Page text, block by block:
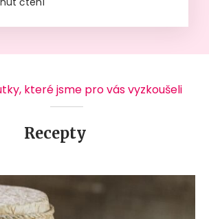
které jsme pro vás vyzkoušeli
Recepty